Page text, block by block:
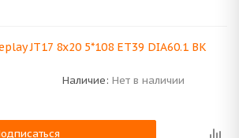
JT17 8x20 5*108 ET39 DIA60.1 BK
Наличие: Нет в наличии